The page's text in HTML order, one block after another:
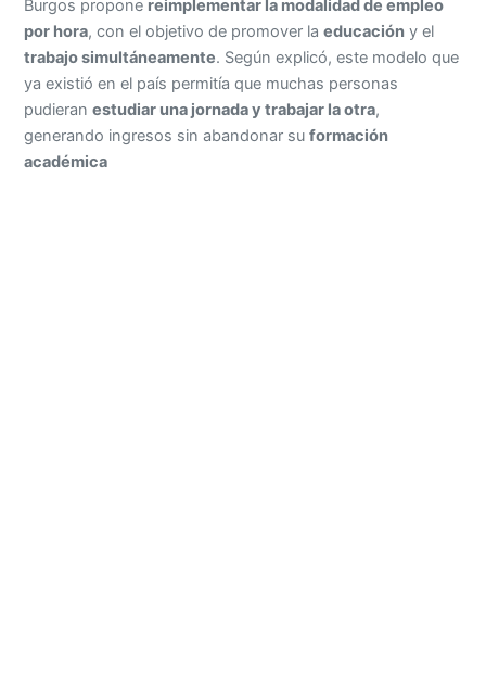
Burgos propone reimplementar la modalidad de empleo
por hora, con el objetivo de promover laeducación y el
trabajo simultáneamente. Según explicó, este modelo que
ya existió en el país permitía que muchas personas
pudieranestudiar una jornada y trabajar la otra,
generando ingresos sin abandonar suformación
académica